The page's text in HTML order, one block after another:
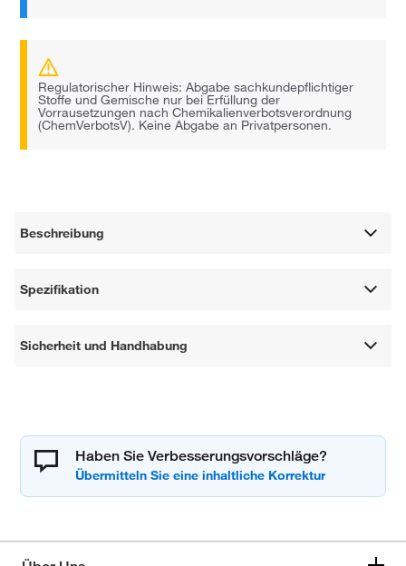
Regulatorischer Hinweis: Abgabe sachkundepflichtiger
Stoffe und Gemische nur bei Erfüllung der
Vorrausetzungen nach Chemikalienverbotsverordnung
(ChemVerbotsV). Keine Abgabe an Privatpersonen.
Beschreibung
Spezifikation
Sicherheit und Handhabung
Haben Sie Verbesserungsvorschläge?